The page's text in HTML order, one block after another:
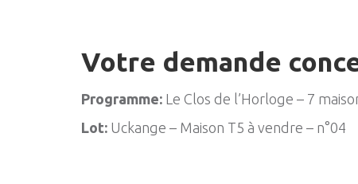
Votre demande
Programme: Le Clos de l’Horloge – 7
Lot: Uckange – Maison T5 à vendre – n°04